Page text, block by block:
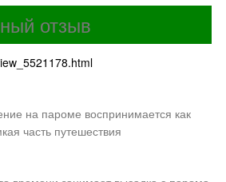
отзыв
на пароме воспринимается как
часть путешествия